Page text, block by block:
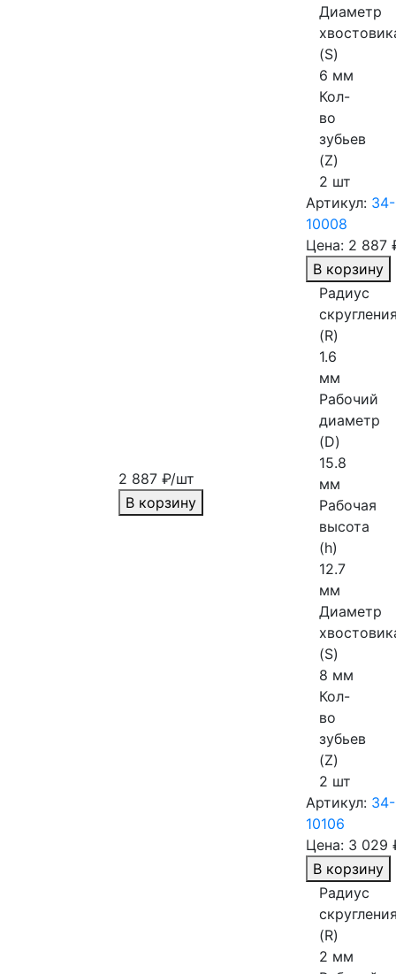
Диаметр
(S)
6 мм
Кол-
во
зубьев
(Z)
2 шт
2 887 ₽/шт
В корзину
Артикул: 34-
10008
Цена: 2 887
В корзину
Радиус
(R)
1.6
мм
Рабочий
диаметр
(D)
15.8
мм
Рабочая
высота
(h)
12.7
мм
Диаметр
(S)
8 мм
Кол-
во
зубьев
(Z)
2 шт
Артикул: 34-
10106
Цена: 3 029
В корзину
Радиус
(R)
2 мм